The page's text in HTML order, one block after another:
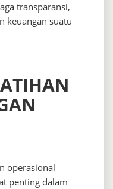
transparansi,
keuangan suatu
operasional
penting dalam